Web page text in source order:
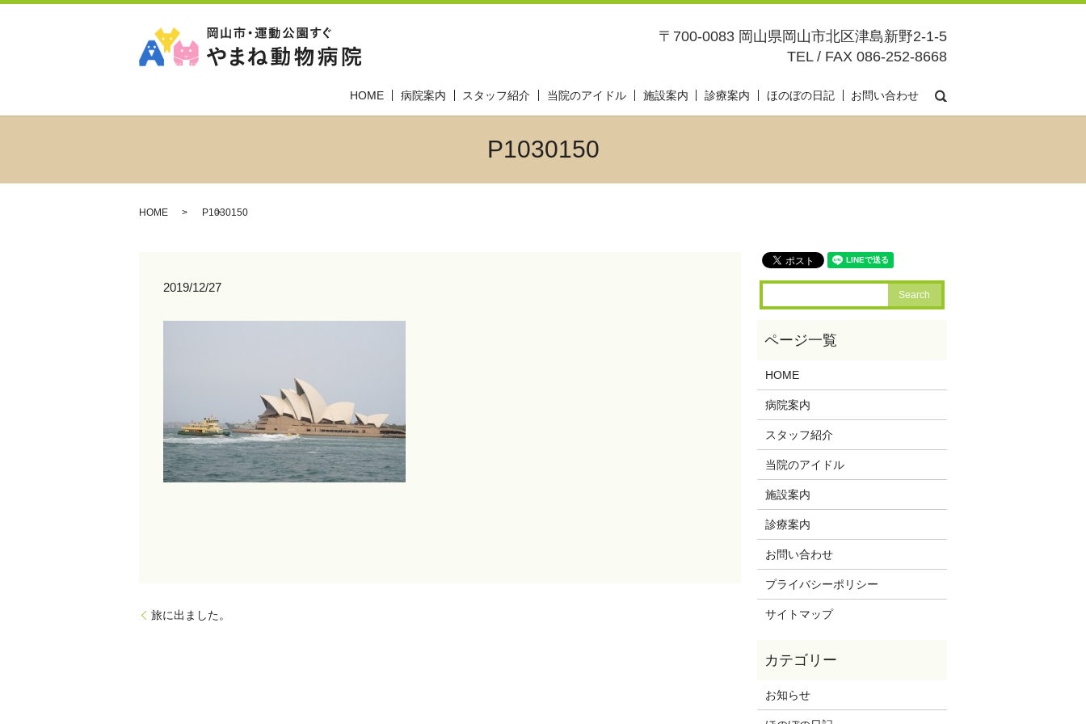
〒700-0083 岡山県岡山市北区津島新野2-1-5
TEL / FAX 086-252-8668
HOME 病院案内 スタッフ紹介 当院のアイドル 施設案内 診療案内 ほのぼの日記 お問い合わせ
P1030150
HOME P1030150
2019/12/27
旅に出ました。
HOME
病院案内
スタッフ紹介
当院のアイドル
施設案内
診療案内
お問い合わせ
プライバシーポリシー
サイトマップ
お知らせ